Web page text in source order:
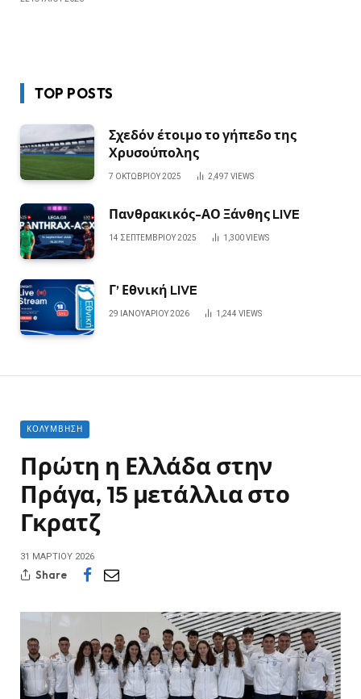
TOP POSTS
Σχεδόν έτοιμο το γήπεδο της
Χρυσούπολης
7 ΟΚΤΩΒΡΊΟΥ 2025 2,497 VIEWS
Πανθρακικός-ΑΟ Ξάνθης LIVE
14 ΣΕΠΤΕΜΒΡΊΟΥ 2025 1,300VIEWS
Γ’ Εθνική LIVE
29 ΙΑΝΟΥΑΡΊΟΥ 2026 1,244 VIEWS
ΚΟΛΎΜΒΗΣΗ
Πρώτη η Ελλάδα στην
Πράγα, 15 μετάλλια στο
Γκρατζ
31 ΜΑΡΤΊΟΥ 2026
Share